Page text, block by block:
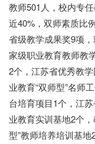
教师501人，校内专
近40%，双师素质比
省级教学成果奖9项
家级职业教育教师教
2个，江苏省优秀教
业教育“双师型”名师
台培育项目1个，江
业教育实训基地2个
型”教师培养培训基